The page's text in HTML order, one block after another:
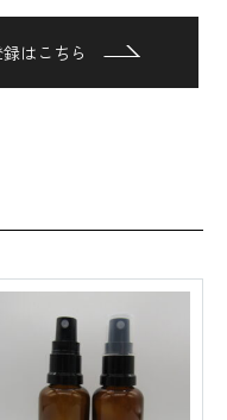
はこちら